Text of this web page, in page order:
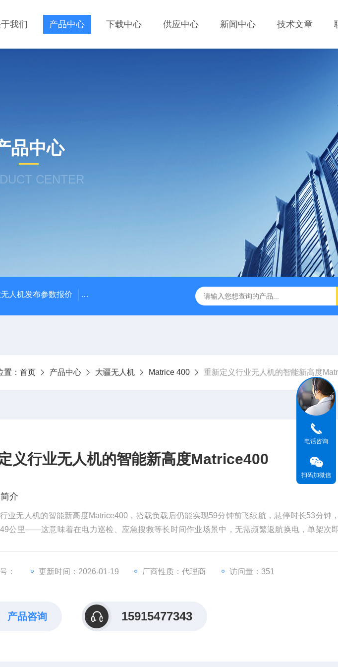
我们 产品中心 下载中心 供应中心 新闻中心 技术文章
品中心
CENTER
人机发布参数报价 大疆升级版M350RTK行业无人机规格参数 Mavic 3T大疆热红外相
置： 首页 产品中心 大疆无人机 Matrice 400 重新定义行业无人机的智能新高度
义行业无人机的智能新高度Matrice400
介
业无人机的智能新高度Matrice400，搭载负载后仍能实现59分钟前飞续航，悬停时长53分钟
公里——这意味着在电力巡检、应急搜救等长时间作业场景中，无需频繁返航换电，单架次
：
更新时间：2026-01-19 厂商性质：代理商 访问量：351
产品咨询 15915477343
电话咨询
扫码加微信